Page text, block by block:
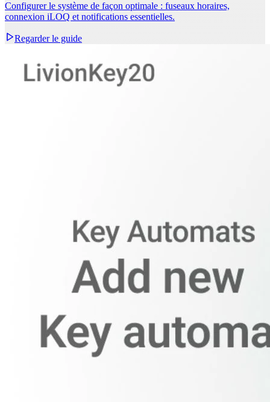
Configurer le système de façon optimale : fuseaux horaires,
connexion iLOQ et notifications essentielles.
Regarder le guide